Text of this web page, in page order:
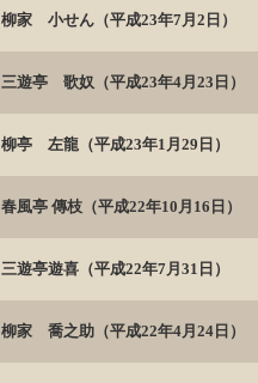
柳家 小せん（平成23年7月2日）
三遊亭 歌奴（平成23年4月23日）
柳亭 左龍（平成23年1月29日）
春風亭 傳枝（平成22年10月16日）
三遊亭遊喜（平成22年7月31日）
柳家 喬之助（平成22年4月24日）